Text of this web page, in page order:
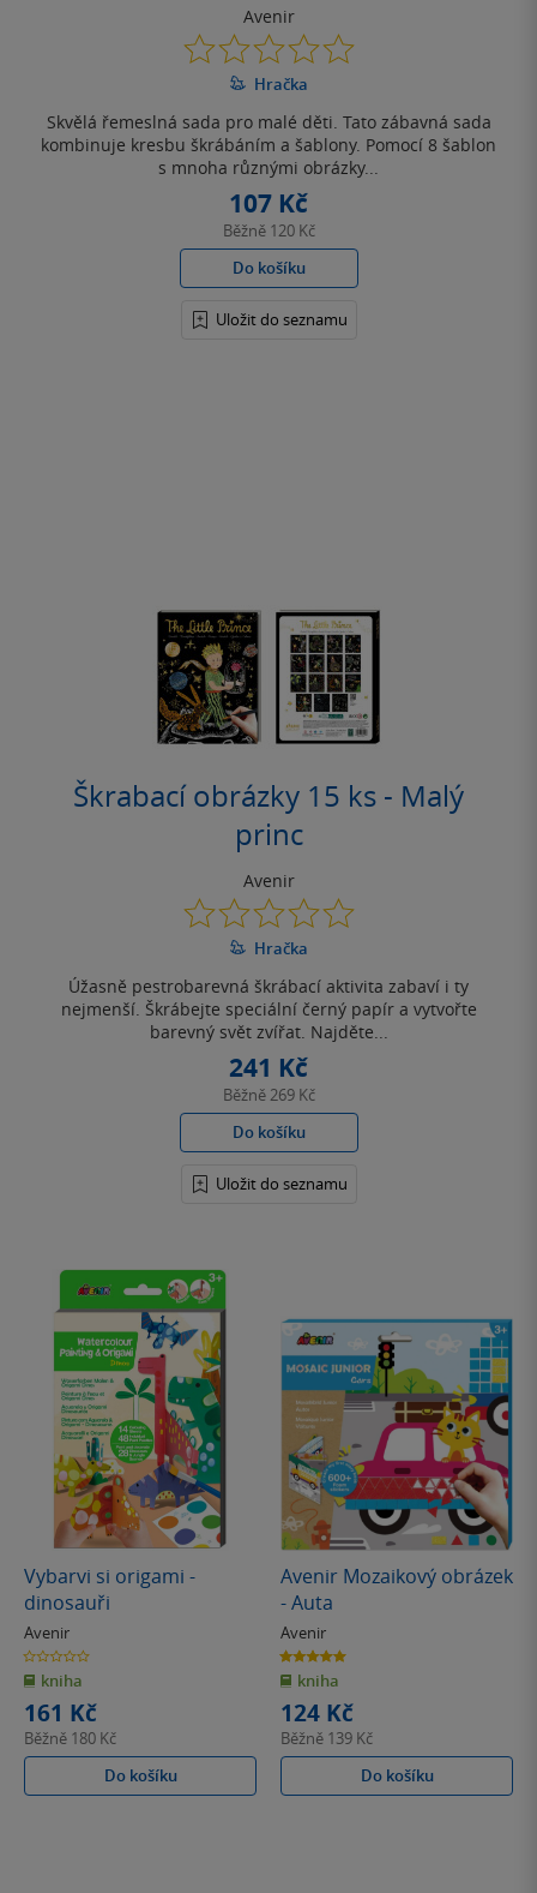
Avenir
0.0
z
5
Hračka
Skvělá řemeslná sada pro malé děti. Tato zábavná sada
kombinuje kresbu škrábáním a šablony. Pomocí 8 šablon
s mnoha různými obrázky...
107 Kč
Běžně 120 Kč
Do košíku
Uložit do seznamu
Škrabací obrázky 15 ks - Malý
princ
Avenir
0.0
z
5
Hračka
Úžasně pestrobarevná škrábací aktivita zabaví i ty
nejmenší. Škrábejte speciální černý papír a vytvořte
barevný svět zvířat. Najděte...
241 Kč
Běžně269 Kč
Do košíku
Uložit do seznamu
Vybarvi si origami -
dinosauři
Avenir
0.0
z
5
hvězdiček
kniha
161 Kč
Běžně 180 Kč
Do košíku
Avenir Mozaikový obrázek
- Auta
Avenir
5.0
z
5
hvězdiček
kniha
124 Kč
Běžně 139 Kč
Do košíku